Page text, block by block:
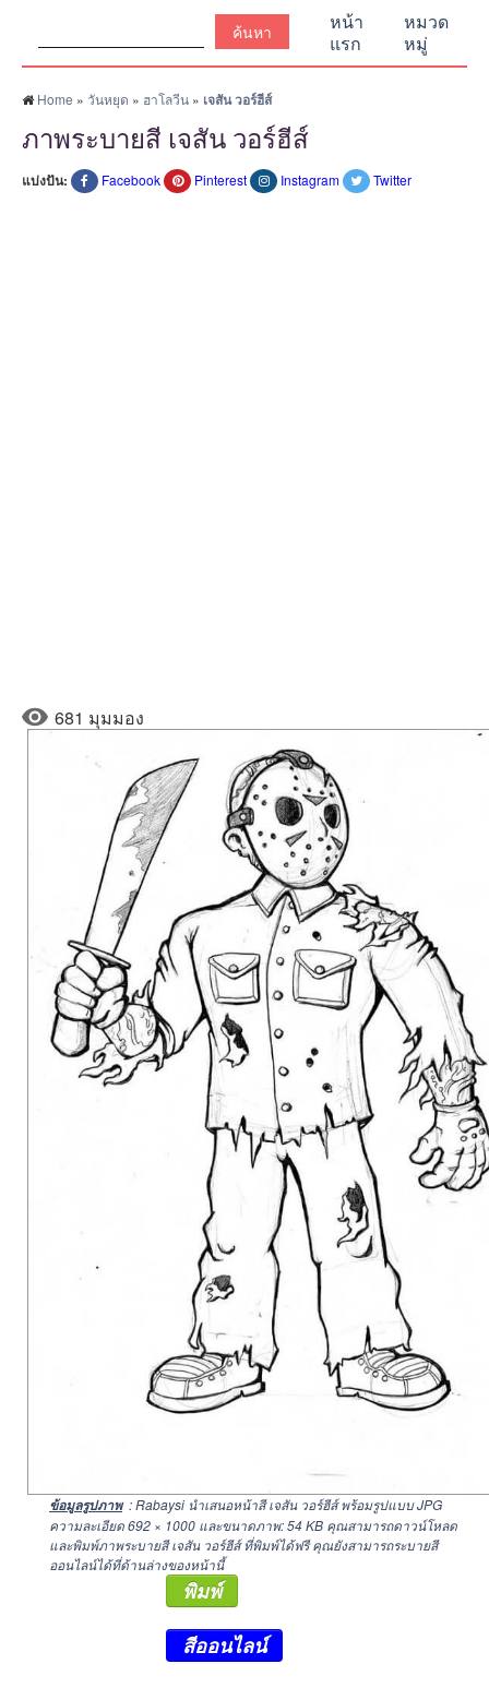
หน้า
แรก
หมวด
หมู่
Home » วันหยุด » ฮาโลวีน » เจสัน วอร์ฮีส์
ภาพระบายสี เจสัน วอร์ฮีส์
แบ่งปัน: Facebook Pinterest Instagram Twitter
681 มุมมอง
ข้อมูลรูปภาพ : Rabaysi นำเสนอหน้าสี เจสัน วอร์ฮีส์ พร้อมรูปแบบ JPG
ความละเอียด692 × 1000 และขนาดภาพ: 54 KB คุณสามารถดาวน์โหลด
และพิมพ์ภาพระบายสี เจสัน วอร์ฮีส์ ที่พิมพ์ได้ฟรี คุณยังสามารถระบายสี
ออนไลน์ได้ที่ด้านล่างของหน้านี้
พิมพ์
สีออนไลน์